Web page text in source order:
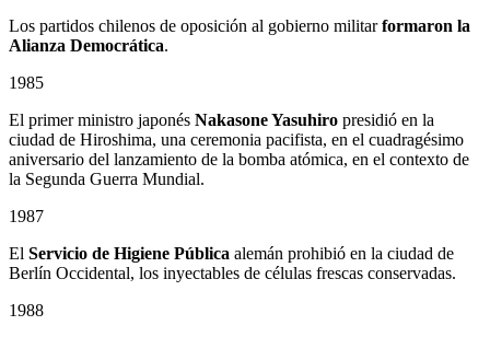
Los partidos chilenos de oposición al gobierno militarformaron la
Alianza Democrática.
1985
El primer ministro japonés Nakasone Yasuhiro presidió en la
ciudad de Hiroshima, una ceremonia pacifista, en el cuadragésimo
aniversario del lanzamiento de la bomba atómica, en el contexto de
la Segunda Guerra Mundial.
1987
El Servicio de Higiene Pública alemán prohibió en la ciudad de
Berlín Occidental, los inyectables de células frescas conservadas.
1988